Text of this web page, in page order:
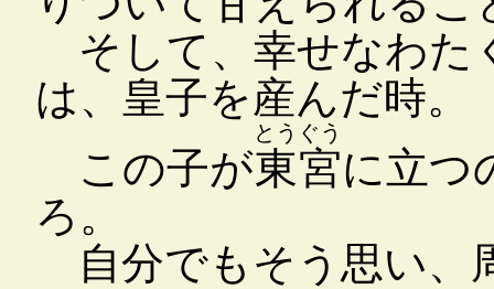
そして、幸せなわた
は、皇子を産んだ時。
この子が東宮
とうぐう
に立つ
ろ。
自分でもそう思い、